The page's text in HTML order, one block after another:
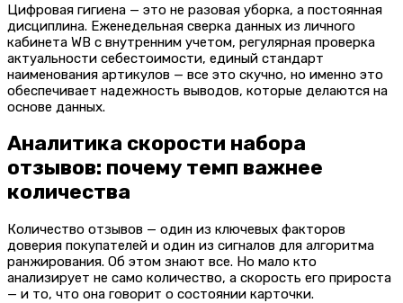
Цифровая гигиена — это не разовая уборка, а постоянная
дисциплина. Еженедельная сверка данных из личного
кабинета WB с внутренним учетом, регулярная проверка
актуальности себестоимости, единый стандарт
наименования артикулов — все это скучно, но именно это
обеспечивает надежность выводов, которые делаются на
основе данных.
Аналитика скорости набора
отзывов: почему темп важнее
количества
Количество отзывов — один из ключевых факторов
доверия покупателей и один из сигналов для алгоритма
ранжирования. Об этом знают все. Но мало кто
анализирует не само количество, а скорость его прироста
— и то, что она говорит о состоянии карточки.